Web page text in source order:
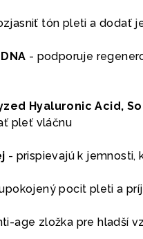
tón pleti a dodať
- podporuje
Hyaluronic Acid,
pleť vláčnu
- prispievajú k jemnosti,
pocit pleti a
age zložka pre hladší